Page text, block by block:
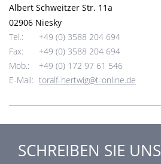
Albert Schweitzer Str. 11a
02906 Niesky
Tel.:
+49 (0) 3588 204 694
Fax:
+49 (0) 3588 204 694
Mob.:
+49 (0) 172 97 61 546
E-Mail: toralf-hertwig@t-online.de
SCHREIBEN SIE UNS